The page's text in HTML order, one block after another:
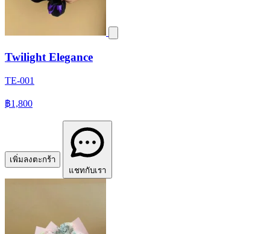
Twilight Elegance
TE-001
฿1,800
เพิ่มลงตะกร้า
แชทกับเรา